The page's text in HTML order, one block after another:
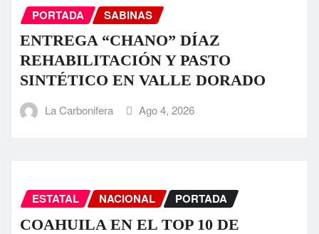
PORTADA SABINAS
ENTREGA “CHANO” DÍAZ
REHABILITACIÓN Y PASTO
SINTÉTICO EN VALLE DORADO
La Carbonifera Ago 4, 2026
ESTATAL NACIONAL PORTADA
COAHUILA EN EL TOP 10 DE